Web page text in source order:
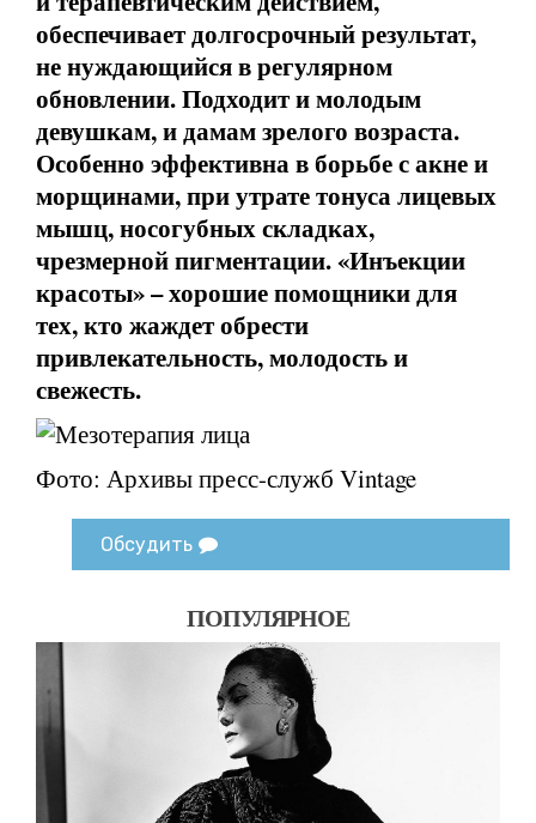
обеспечивает долгосрочный результат,
не нуждающийся в регулярном
обновлении. Подходит и молодым
девушкам, и дамам зрелого возраста.
Особенно эффективна в борьбе с акне и
морщинами, при утрате тонуса лицевых
мышц, носогубных складках,
чрезмерной пигментации. «Инъекции
красоты» – хорошие помощники для
тех, кто жаждет обрести
привлекательность, молодость и
свежесть.
Фото: Архивы пресс-служб Vintage
Обсудить
ПОПУЛЯРНОЕ